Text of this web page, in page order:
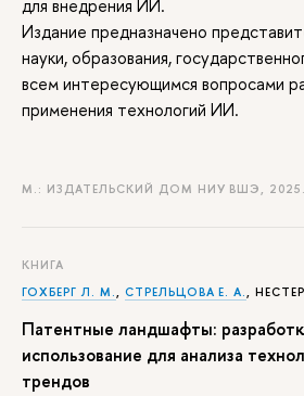
для внедрения ИИ.
Издание предназначено
науки, образования,
сем интересующимся вопросами
применения технологий ИИ.
М.: ИЗДАТЕЛЬСКИЙ ДОМ НИУ ВШЭ, 2025.
КНИГА
ГОХБЕРГ Л. М.
СТРЕЛЬЦОВА Е. А. ,
Патентные ландшафты:
использование для анализа
трендо